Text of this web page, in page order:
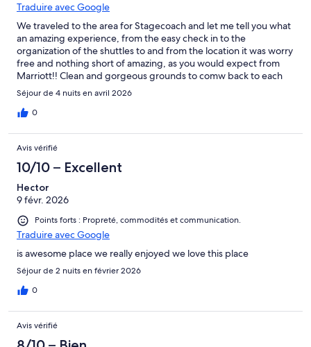
Traduire avec Google
We traveled to the area for Stagecoach and let me tell you what
an amazing experience, from the easy check in to the
organization of the shuttles to and from the location it was worry
free and nothing short of amazing, as you would expect from
Marriott!! Clean and gorgeous grounds to comw back to each
night!! Will definitely stay here again
Séjour de 4 nuits en avril 2026
0
Avis vérifié
10/10 – Excellent
Hector
9 févr. 2026
Points forts : Propreté, commodités et communication.
Traduire avec Google
is awesome place we really enjoyed we love this place
Séjour de 2 nuits en février 2026
0
Avis vérifié